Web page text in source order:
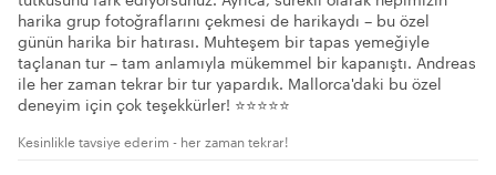
harika grup fotoğraflarını çekmesi de harikaydı – bu özel
günün harika bir hatırası. Muhteşem bir tapas yemeğiyle
taçlanan tur – tam anlamıyla mükemmel bir kapanıştı. Andreas
ile her zaman tekrar bir tur yapardık. Mallorca'daki bu özel
deneyim için çok teşekkürler! ⭐⭐⭐⭐⭐
Kesinlikle tavsiye ederim - her zaman tekrar!